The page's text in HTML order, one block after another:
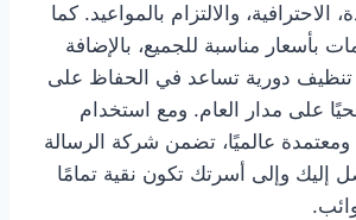
الاحترافية، والالتزام بالمواعيد. كما
بأسعار مناسبة للجميع، بالإضافة
دورية تساعد في الحفاظ على
على مدار العام. ومع استخدام
عالميًا، تضمن شركة الرسالة
إليك وإلى أسرتك تكون نقية تمامًا